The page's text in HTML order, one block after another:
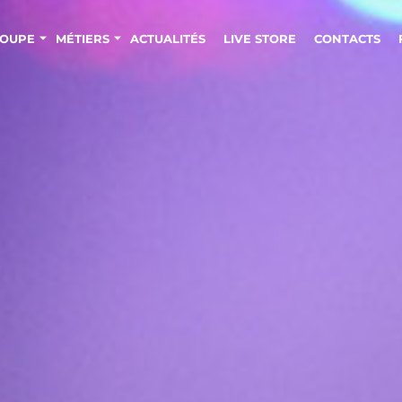
MÉTIERS ACTUALITÉS LIVE STORE CONTACTS